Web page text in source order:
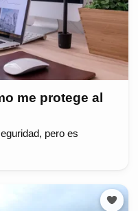
me protege al
pero es